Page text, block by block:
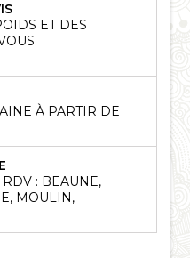
ET DES
À PARTIR DE
: BEAUNE,
MOULIN,